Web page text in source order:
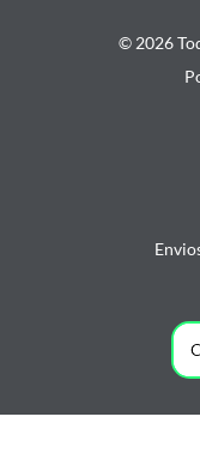
© 2026